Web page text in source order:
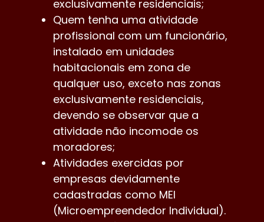
exclusivamente residenciais;
Quem tenha uma atividade
profissional com um funcionário,
instalado em unidades
habitacionais em zona de
qualquer uso, exceto nas zonas
exclusivamente residenciais,
devendo se observar que a
atividade não incomode os
moradores;
Atividades exercidas por
empresas devidamente
cadastradas como MEI
(Microempreendedor Individual).